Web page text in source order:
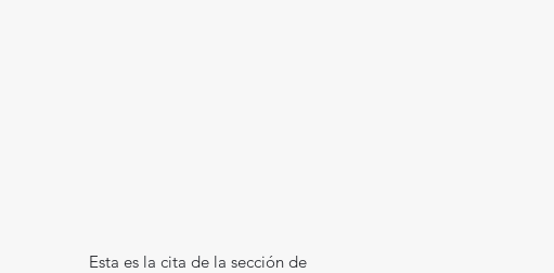
Esta es la cita de la sección de